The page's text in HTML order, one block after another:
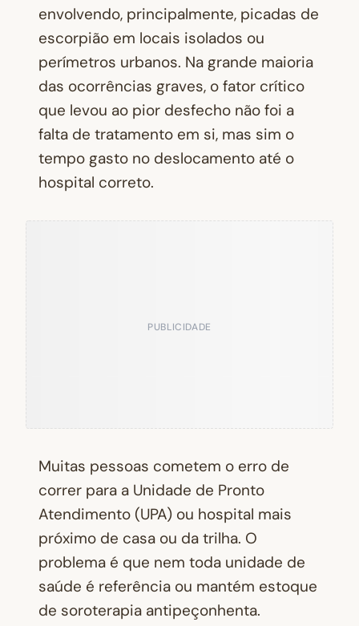
envolvendo, principalmente, picadas de
escorpião em locais isolados ou
perímetros urbanos. Na grande maioria
das ocorrências graves, o fator crítico
que levou ao pior desfecho não foi a
falta de tratamento em si, mas sim o
tempo gasto no deslocamento até o
hospital correto.
PUBLICIDADE
Muitas pessoas cometem o erro de
correr para a Unidade de Pronto
Atendimento (UPA) ou hospital mais
próximo de casa ou da trilha. O
problema é que nem toda unidade de
saúde é referência ou mantém estoque
de soroterapia antipeçonhenta.